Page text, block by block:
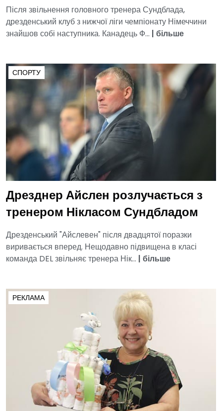
Після звільнення головного тренера Сундблада,
дрезденський клуб з нижчої ліги чемпіонату Німеччини
знайшов собі наступника. Канадець Ф... | більше
СПОРТУ
Дрезднер Айслен розлучається з
тренером Нікласом Сундбладом
Дрезденський "Айслевен" після двадцятої поразки
виривається вперед. Нещодавно підвищена в класі
команда DEL звільняє тренера Нік... | більше
РЕКЛАМА